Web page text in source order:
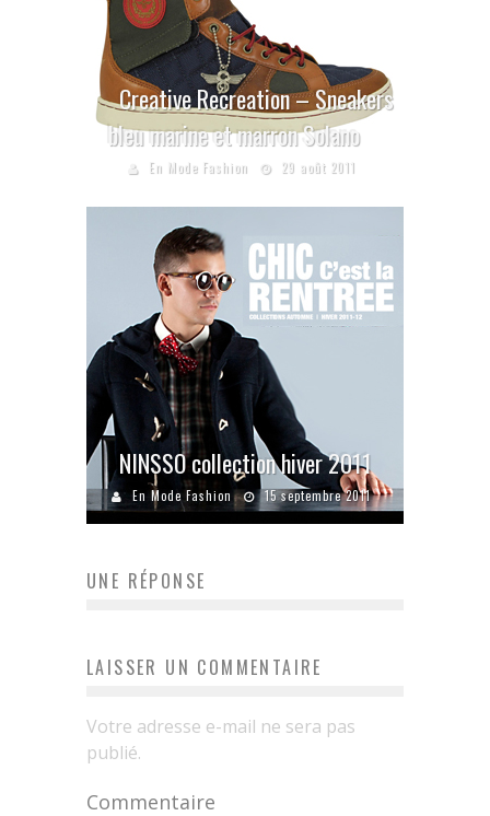
Creative Recreation – Sneakers
bleu marine et marron Solano
En Mode Fashion 29 août 2011
NINSSO collection hiver 2011
En Mode Fashion 15 septembre 2011
UNE RÉPONSE
LAISSER UN COMMENTAIRE
Votre adresse e-mail ne sera pas
publié.
Commentaire